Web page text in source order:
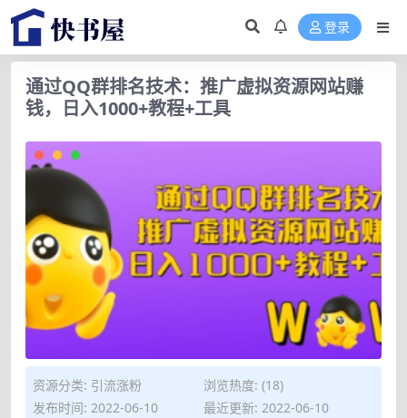
登录
通过QQ群排名技术：推广虚拟资源网站赚
钱，日入1000+教程+工具
资源分类: 引流涨粉
浏览热度: (18)
发布时间: 2022-06-10
最近更新: 2022-06-10